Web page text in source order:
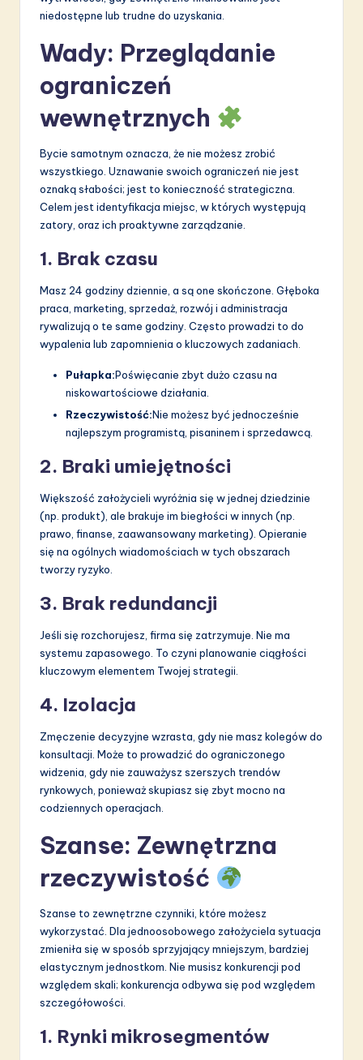
niedostępne lub trudne do uzyskania.
Wady: Przeglądanie
ograniczeń
wewnętrznych
Bycie samotnym oznacza, że nie możesz zrobić
wszystkiego. Uznawanie swoich ograniczeń nie jest
oznaką słabości; jest to konieczność strategiczna.
Celem jest identyfikacja miejsc, w których występują
zatory, oraz ich proaktywne zarządzanie.
1. Brak czasu
Masz 24 godziny dziennie, a są one skończone. Głęboka
praca, marketing, sprzedaż, rozwój i administracja
rywalizują o te same godziny. Często prowadzi to do
wypalenia lub zapomnienia o kluczowych zadaniach.
Pułapka:Poświęcanie zbyt dużo czasu na
niskowartościowe działania.
Rzeczywistość:Nie możesz być jednocześnie
najlepszym programistą, pisaninem i sprzedawcą.
2. Braki umiejętności
Większość założycieli wyróżnia się w jednej dziedzinie
(np. produkt), ale brakuje im biegłości w innych (np.
prawo, finanse, zaawansowany marketing). Opieranie
się na ogólnych wiadomościach w tych obszarach
tworzy ryzyko.
3. Brak redundancji
Jeśli się rozchorujesz, firma się zatrzymuje. Nie ma
systemu zapasowego. To czyni planowanie ciągłości
kluczowym elementem Twojej strategii.
4. Izolacja
Zmęczenie decyzyjne wzrasta, gdy nie masz kolegów do
konsultacji. Może to prowadzić do ograniczonego
widzenia, gdy nie zauważysz szerszych trendów
rynkowych, ponieważ skupiasz się zbyt mocno na
codziennych operacjach.
Szanse: Zewnętrzna
rzeczywistość
Szanse to zewnętrzne czynniki, które możesz
wykorzystać. Dla jednoosobowego założyciela sytuacja
zmieniła się w sposób sprzyjający mniejszym, bardziej
elastycznym jednostkom. Nie musisz konkurencji pod
względem skali; konkurencja odbywa się pod względem
szczegółowości.
1. Rynki mikrosegmentów